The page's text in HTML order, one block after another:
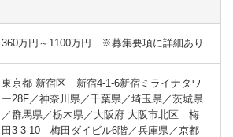
360万円～1100万円 ※募集要項に詳細あり
東京都 新宿区 新宿4-1-6新宿ミライナタワ
ー28F／神奈川県／千葉県／埼玉県／茨城県
／群馬県／栃木県／大阪府 大阪市北区 梅
田3-3-10 梅田ダイビル6階／兵庫県／京都